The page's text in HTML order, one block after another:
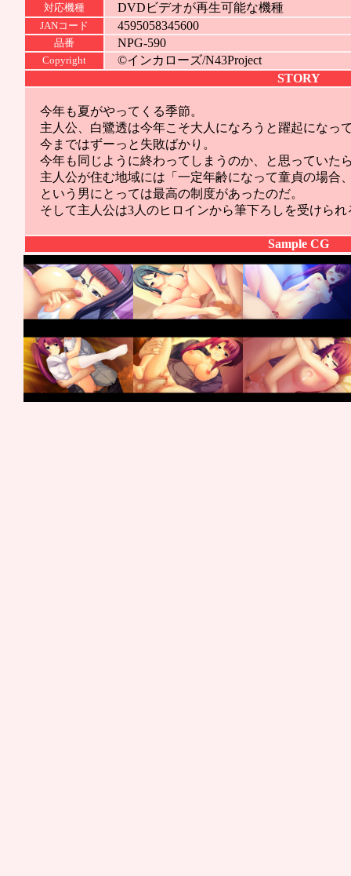
対応機種 DVDビデオが再生可能な機種
JANコード 4595058345600
品番 NPG-590
Copyright
©インカローズ/N43Project
STORY
今年も夏がやってくる季節。
主人公、白鷺透は今年こそ大人になろうと躍起になっ
今まではずーっと失敗ばかり。
今年も同じように終わってしまうのか、と思っていた
主人公が住む地域には「一定年齢になって童貞の場合
という男にとっては最高の制度があったのだ。
そして主人公は3人のヒロインから筆下ろしを受けら
Sample CG